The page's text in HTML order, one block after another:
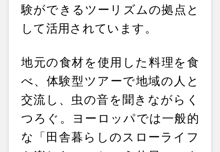
験ができるツーリズムの拠点と
して活用されています。
地元の食材を使用した料理を食
べ、体験型ツアーで地域の人と
交流し、虫の音を聞きながらく
つろぐ。ヨーロッパでは一般的
な「田舎暮らしのスローライフ